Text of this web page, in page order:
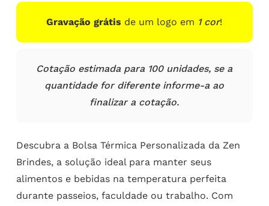
Gravação grátis de um logo em 1 cor!
Cotação estimada para 100 unidades, se a
quantidade for diferente informe-a ao
finalizar a cotação.
Descubra a Bolsa Térmica Personalizada da Zen
Brindes, a solução ideal para manter seus
alimentos e bebidas na temperatura perfeita
durante passeios, faculdade ou trabalho. Com